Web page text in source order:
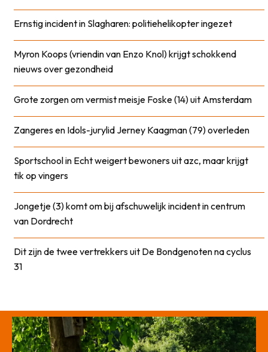
Ernstig incident in Slagharen: politiehelikopter ingezet
Myron Koops (vriendin van Enzo Knol) krijgt schokkend
nieuws over gezondheid
Grote zorgen om vermist meisje Foske (14) uit Amsterdam
Zangeres en Idols-jurylid Jerney Kaagman (79) overleden
Sportschool in Echt weigert bewoners uit azc, maar krijgt
tik op vingers
Jongetje (3) komt om bij afschuwelijk incident in centrum
van Dordrecht
Dit zijn de twee vertrekkers uit De Bondgenoten na cyclus
31